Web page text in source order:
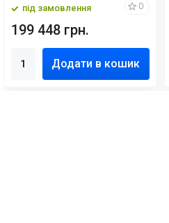
під замовлення 0
199 448 грн.
Додати в кошик